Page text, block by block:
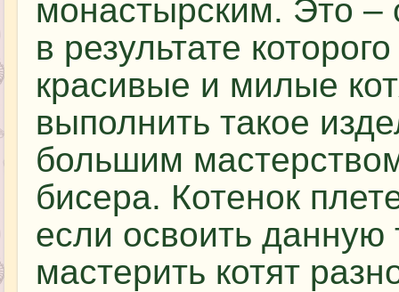
монастырским. Это
в результате
красивые и милые
выполнить такое
большим
бисера. Котенок
если освоить данную
мастерить котят